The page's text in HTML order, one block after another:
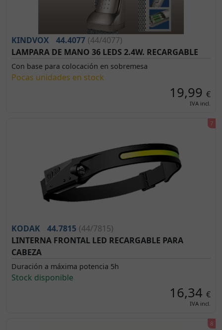
KINDVOX 44.4077 (44/4077)
LAMPARA DE MANO 36 LEDS 2.4W. RECARGABLE
Con base para colocación en sobremesa
Pocas unidades en stock
19,99 €
IVA incl.
KODAK 44.7815 (44/7815)
LINTERNA FRONTAL LED RECARGABLE PARA
CABEZA
Duración a máxima potencia 5h
Stock disponible
16,34 €
IVA incl.